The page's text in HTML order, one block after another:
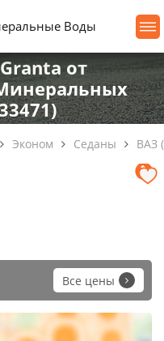
Воды
от
Эконом Седаны ВАЗ
Все цены